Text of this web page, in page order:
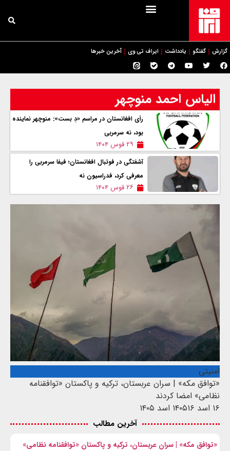
گزارش گفتگو یادداشت ایراف تی وی آخرین خبرها
الیاس احمد منوچهر
رأی افغانستان در مراسم «دِ بست»: منوچهر نماینده
بود، نه سرمربی
۲۹ قوس ۱۴۰۴
آشفتگی در فوتبال افغانستان؛ فیفا سرمربی را
معرفی کرد، فدراسیون نه
۲۶ قوس ۱۴۰۴
امنیتی
«توافق مکه» | سران عربستان، ترکیه و پاکستان «توافقنامه
نظامی» امضا کردند
۱۶ اسد ۱۴۰۵
۱۶ اسد ۱۴۰۵
آخرین مطالب
«توافق مکه» | سران عربستان، ترکیه و پاکستان «توافقنامه نظامی»